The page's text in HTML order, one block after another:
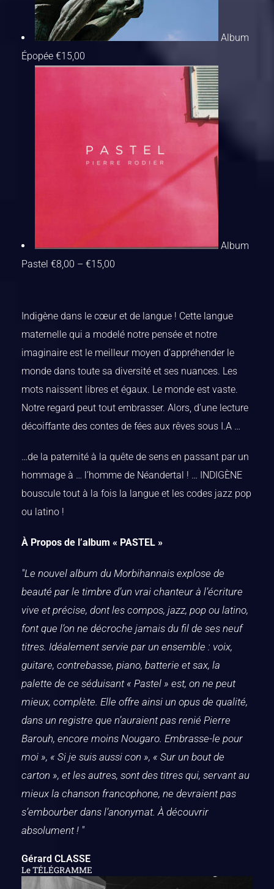
Album
Épopée €15,00
Album
Pastel €8,00 – €15,00
Indigène dans le cœur et de langue ! Cette langue
maternelle qui a modelé notre pensée et notre
imaginaire est le meilleur moyen d’appréhender le
monde dans toute sa diversité et ses nuances. Les
mots naissent libres et égaux. Le monde est vaste.
Notre regard peut tout embrasser. Alors, d’une lecture
décoiffante des contes de fées aux rêves sous I.A …
…de la paternité à la quête de sens en passant par un
hommage à … l’homme de Néandertal ! … INDIGÈNE
bouscule tout à la fois la langue et les codes jazz pop
ou latino !
À Propos de l’album « PASTEL »
"Le nouvel album du Morbihannais explose de
beauté par le timbre d’un vrai chanteur à l’écriture
vive et précise, dont les compos, jazz, pop ou latino,
font que l’on ne décroche jamais du fil de ses neuf
titres. Idéalement servie par un ensemble : voix,
guitare, contrebasse, piano, batterie et sax, la
palette de ce séduisant « Pastel » est, on ne peut
mieux, complète. Elle offre ainsi un opus de qualité,
dans un registre que n’auraient pas renié Pierre
Barouh, encore moins Nougaro. Embrasse-le pour
moi », « Si je suis aussi con », « Sur un bout de
carton », et les autres, sont des titres qui, servant au
mieux la chanson francophone, ne devraient pas
s’embourber dans l’anonymat. À découvrir
absolument ! "
Gérard CLASSE
Le TÉLÉGRAMME